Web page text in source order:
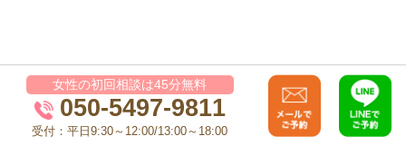
女性の初回相談は45分無料
050-5497-9811
受付：平日9:30～12:00/13:00～18:00